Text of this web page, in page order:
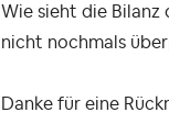
Wie sieht die Bilanz
nicht nochmals
Danke für eine